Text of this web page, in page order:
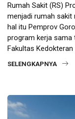
Rumah Sakit (RS)
menjadi rumah sakit
hal itu Pemprov
program kerja sama
Fakultas
SELENGKAPNYA